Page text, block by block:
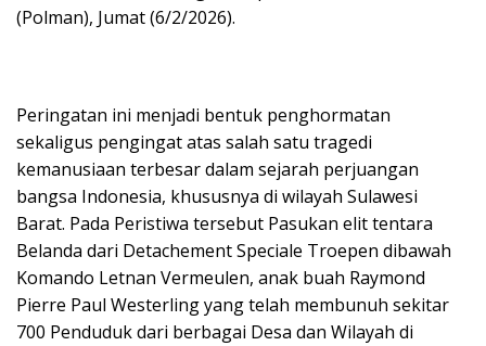
(Polman), Jumat (6/2/2026).
Peringatan ini menjadi bentuk penghormatan
sekaligus pengingat atas salah satu tragedi
kemanusiaan terbesar dalam sejarah perjuangan
bangsa Indonesia, khususnya di wilayah Sulawesi
Barat. Pada Peristiwa tersebut Pasukan elit tentara
Belanda dari Detachement Speciale Troepen dibawah
Komando Letnan Vermeulen, anak buah Raymond
Pierre Paul Westerling yang telah membunuh sekitar
700 Penduduk dari berbagai Desa dan Wilayah di